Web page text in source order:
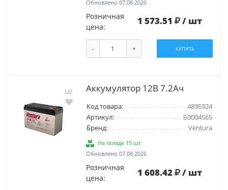
Обновлено 07.08.2026
Розничная
цена:
1 573.51 / шт
- + КУПИТЬ
Аккумулятор 12В 7.2Ач
Код товара:
4895924
Артикул:
Б0004565
Бренд:
Ventura
На складе 15 шт
Обновлено 07.08.2026
Розничная
цена:
1 608.42 / шт